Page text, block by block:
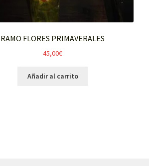
RAMO FLORES PRIMAVERALES
45,00€
Añadir al carrito